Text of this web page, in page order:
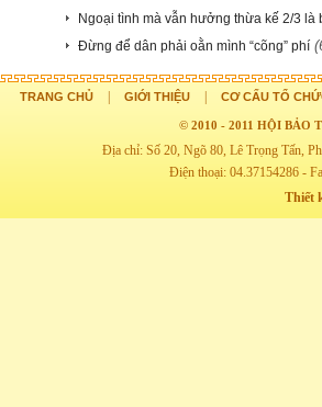
Ngoại tình mà vẫn hưởng thừa kế 2/3 là
Đừng để dân phải oằn mình “cõng” phí
TRANG CHỦ GIỚI THIỆU CƠ CẤU TỔ
© 2010 - 2011 HỘI BẢO
Địa chỉ: Số 20, Ngõ 80, Lê Trọng Tấn,
Điện thoại: 04.37154286 -
Thiết